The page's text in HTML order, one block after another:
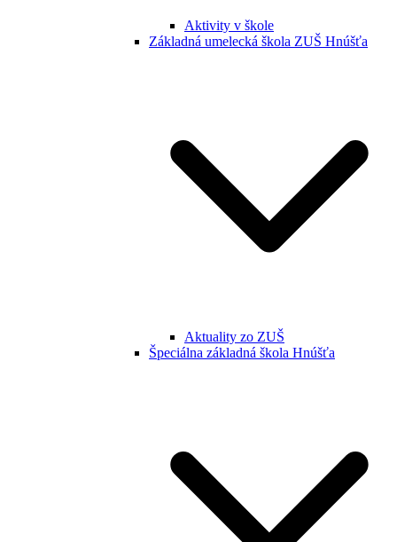
Aktivity v škole
Základná umelecká škola ZUŠ Hnúšťa
Aktuality zo ZUŠ
Špeciálna základná škola Hnúšťa